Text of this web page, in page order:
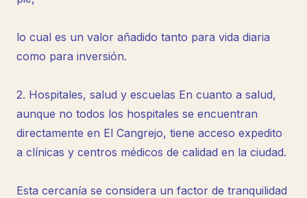
lo cual es un valor añadido tanto para vida diaria
como para inversión.
2. Hospitales, salud y escuelas En cuanto a salud,
aunque no todos los hospitales se encuentran
directamente en El Cangrejo, tiene acceso expedito
a clínicas y centros médicos de calidad en la ciudad.
Esta cercanía se considera un factor de tranquilidad